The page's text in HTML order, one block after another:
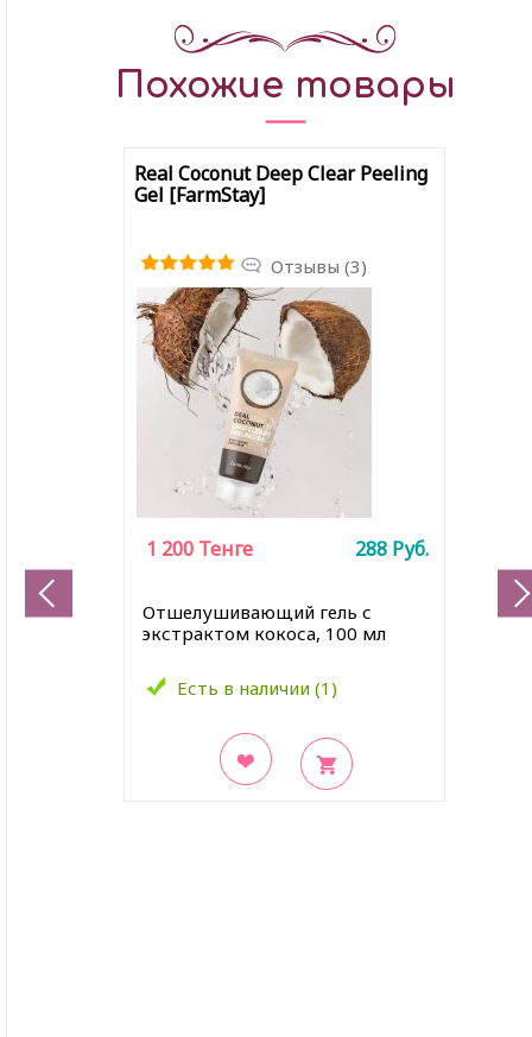
Похожие товары
Real Coconut Deep Clear Peeling
Gel [FarmStay]
Отзывы (3)
Отшелушивающий гель с
экстрактом кокоса, 100 мл
Есть в наличии (1)
1 200 Тенге 288 Руб.